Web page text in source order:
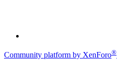
Community platform by XenForo®